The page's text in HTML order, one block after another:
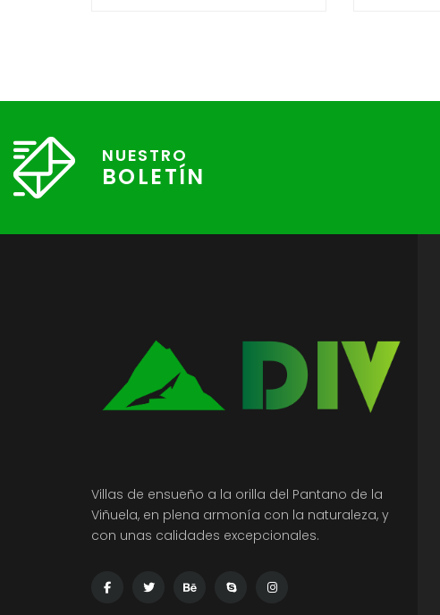
NUESTRO
BOLETÍN
Villas de ensueño a la orilla del Pantano de la
Viñuela, en plena armonía con la naturaleza, y
con unas calidades excepcionales.